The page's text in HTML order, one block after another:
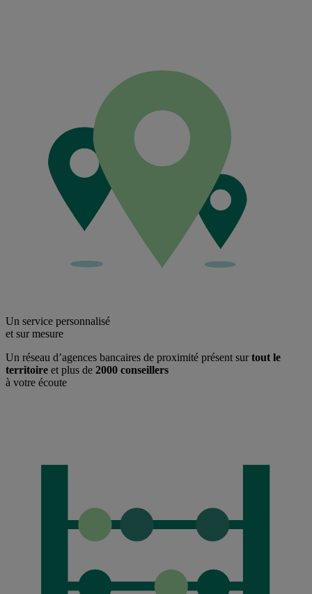
Un service personnalisé
et sur mesure
Un réseau d’agences bancaires de proximité présent surtout le
territoire et plus de 2000 conseillers
à votre écoute